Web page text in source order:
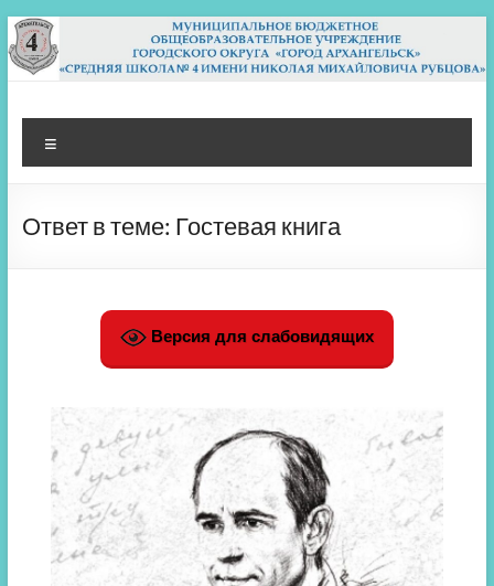
Перейти
к
содержимому
МБОУ СШ 4
Архангельск
Ответ в теме: Гостевая книга
Версия для слабовидящих